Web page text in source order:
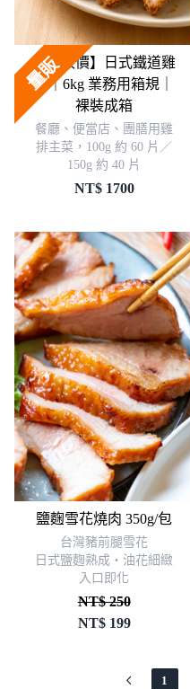
立即選購
量販
【量販價】日式鐵道雞
排｜6kg 業務用箱規｜
裸裝成箱
餐廳、便當店、團膳用雞
排主菜，100g 約 60 片／
150g 約 40 片
NT$1700
立即選購
鹽麴雪花燒肉 350g/包
台灣豬前腿雪花
日式鹽麴熟成‧油花細緻
入口即化
NT$ 250
NT$199
1